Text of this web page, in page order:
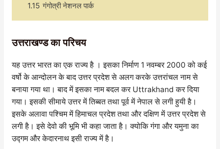
1.15 गंगोत्री नेशनल पार्क
उत्तराखण्ड का परिचय
यह उत्तर भारत का एक राज्य है । इसका निर्माण 1 नवम्बर 2000 को कई
वर्षो के आन्दोलन के बाद उत्तर प्रदेश से अलग करके उत्तरांचल नाम से
बनाया गया था। बाद में इसका नाम बदल कर Uttrakhand कर दिया
गया। इसकी सीमाये उत्तर में तिब्बत तथा पूर्व में नेपाल से लगी हुयी है।
इसके अलावा पश्चिम में हिमाचल प्रदेश तथा और दक्षिण में उत्तर प्रदेश से
लगी है। इसे देवो की भूमि भी कहा जाता है। क्योकि गंगा और यमुना का
उद्गम और केदारनाथ इसी राज्य में है।